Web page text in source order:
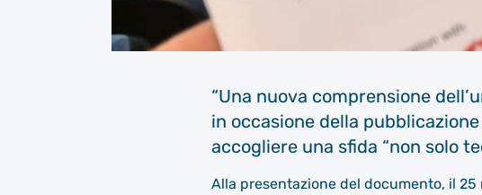
“Una nuova comprensione
in occasione della
accogliere una sfida “non solo
Alla presentazione del documento, il